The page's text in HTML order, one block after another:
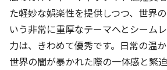
た軽妙な娯楽性を提供しつつ、世界
いう非常に重厚なテーマへとシーム
力は、きわめて優秀です。日常の温
世界の闇が暴かれた際の一体感と緊